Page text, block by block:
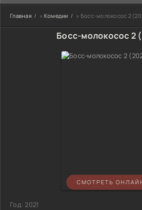
Главная » Комедии » Босс-молокосос 2
Босс-молокосос 2
СМОТРЕТЬ
Год:2021